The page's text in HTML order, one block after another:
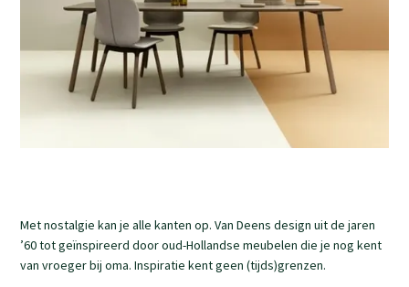
Met nostalgie kan je alle kanten op. Van Deens design uit de jaren
’60 tot geïnspireerd door oud-Hollandse meubelen die je nog kent
van vroeger bij oma. Inspiratie kent geen (tijds)grenzen.